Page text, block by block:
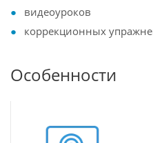
видеоуроков
коррекционных
Особенности